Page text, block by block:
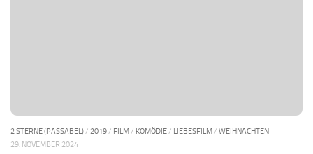
2 STERNE (PASSABEL)/ 2019/ FILM/ KOMÖDIE/ LIEBESFILM/ WEIHNACHTEN
29. NOVEMBER 2024